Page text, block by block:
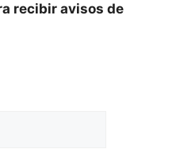
recibir avisos de